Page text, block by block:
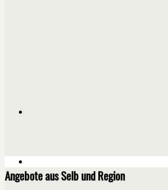
Angebote aus Selb und Region